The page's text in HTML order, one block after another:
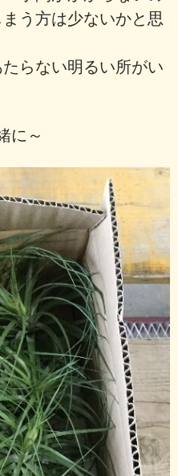
う方は少ないかと思
らない明るい所がい
に～